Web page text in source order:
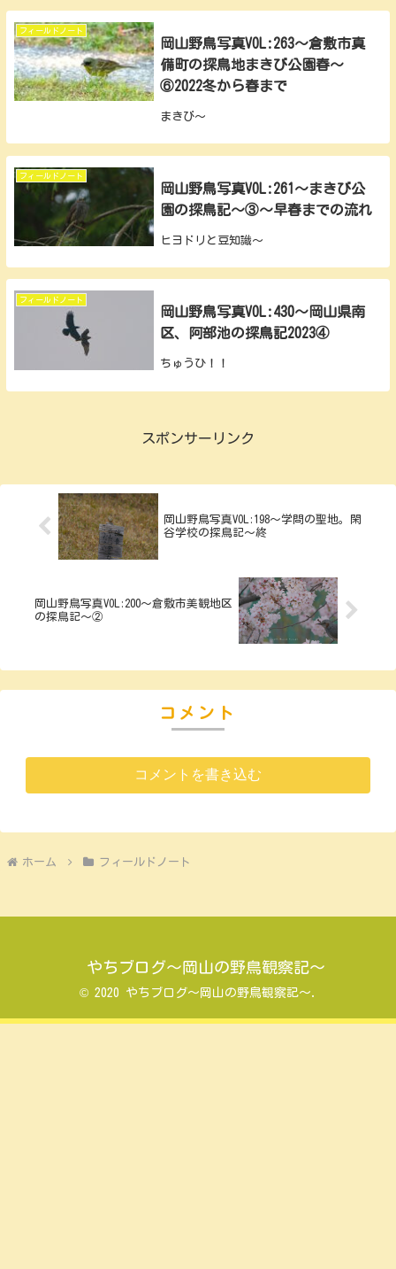
フィールドノート
岡山野鳥写真VOL:263～倉敷市真
備町の探鳥地まきび公園春～
⑥2022冬から春まで
まきび～
フィールドノート
岡山野鳥写真VOL:261～まきび公
園の探鳥記～③～早春までの流れ
ヒヨドリと豆知識～
フィールドノート
岡山野鳥写真VOL:430～岡山県南
区、阿部池の探鳥記2023④
ちゅうひ！！
スポンサーリンク
岡山野鳥写真VOL:198～学問の聖地。閑
谷学校の探鳥記～終
岡山野鳥写真VOL:200～倉敷市美観地区
の探鳥記～②
コメント
コメントを書き込む
ホーム フィールドノート
やちブログ～岡山の野鳥観察記～
© 2020 やちブログ～岡山の野鳥観察記～.